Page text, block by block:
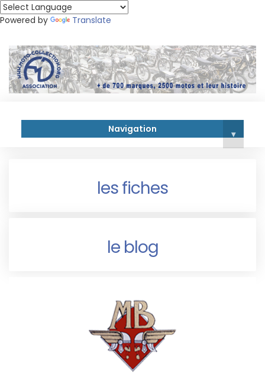
Powered by Translate
Navigation ▾
les fiches
le blog